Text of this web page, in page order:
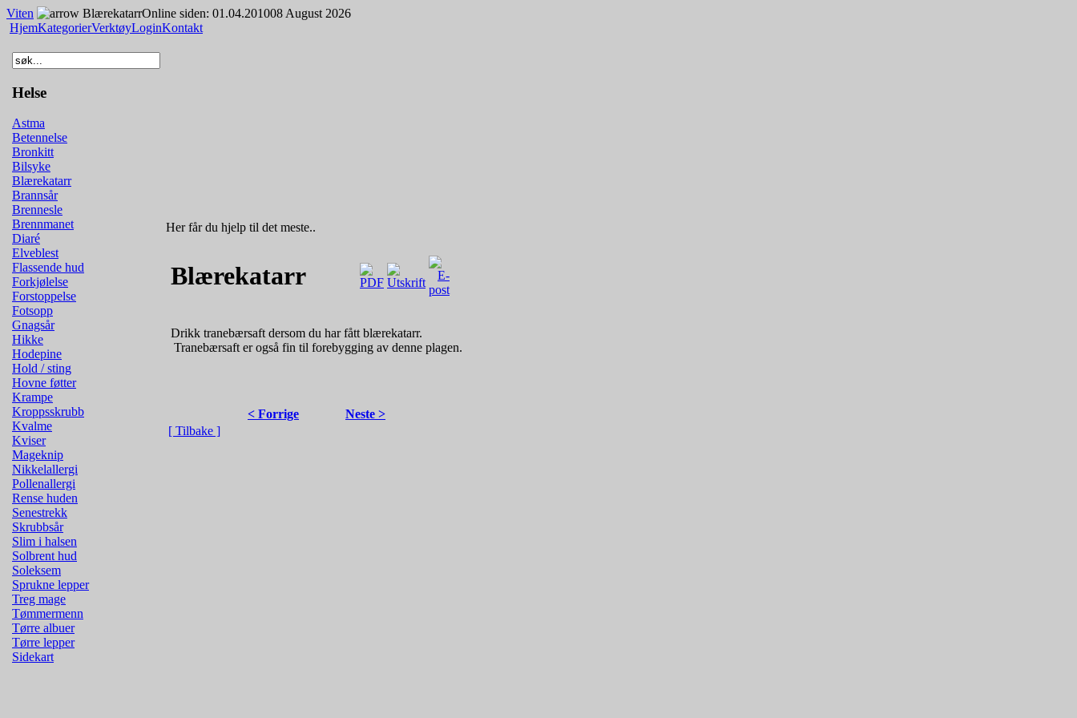
Viten BlærekatarrOnline siden: 01.04.201008 August 2026
HjemKategorierVerktøyLoginKontakt
Helse
Astma
Betennelse
Bronkitt
Bilsyke
Blærekatarr
Brannsår
Brennesle
Brennmanet
Diaré
Elveblest
Flassende hud
Forkjølelse
Forstoppelse
Fotsopp
Gnagsår
Hikke
Hodepine
Hold / sting
Hovne føtter
Krampe
Kroppsskrubb
Kvalme
Kviser
Mageknip
Nikkelallergi
Pollenallergi
Rense huden
Senestrekk
Skrubbsår
Slim i halsen
Solbrent hud
Soleksem
Sprukne lepper
Treg mage
Tømmermenn
Tørre albuer
Tørre lepper
Sidekart
Her får du hjelp til det meste..
Blærekatarr
Drikk tranebærsaft dersom du har fått blærekatarr.
­ Tranebærsaft er også fin til forebygging av denne plagen.
< Forrige
Neste >
[ Tilbake ]